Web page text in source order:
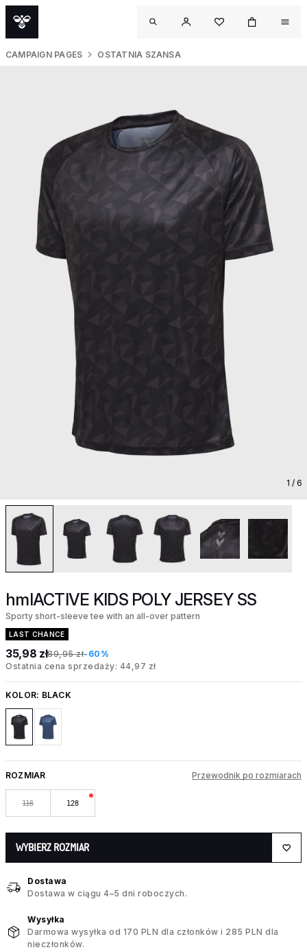
CAMPAIGN PAGES OSTATNIA SZANSA
1 / 6
hmlACTIVE KIDS POLY JERSEY SS
Sporty short-sleeve tee with an all-over pattern
LAST CHANCE
35,98 zł89,95 zł-60%
Ostatnia cena sprzedaży: 44,97 zł
KOLOR: BLACK
ROZMIAR Przewodnik po rozmiarach
116 128
WYBIERZ ROZMIAR
Dostawa
Dostawa w ciągu 4–5 dni roboczych.
Wysyłka
Darmowa wysyłka od 170 PLN dla członków i 285 PLN dla
nieczłonków.